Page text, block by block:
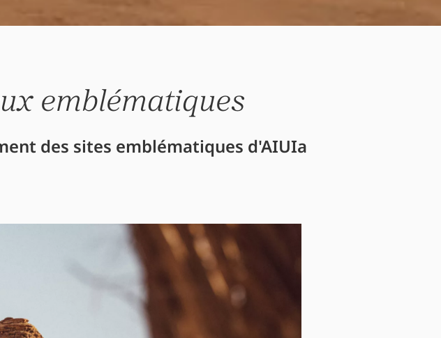
emblématiques
des sites emblématiques d'AIUIa